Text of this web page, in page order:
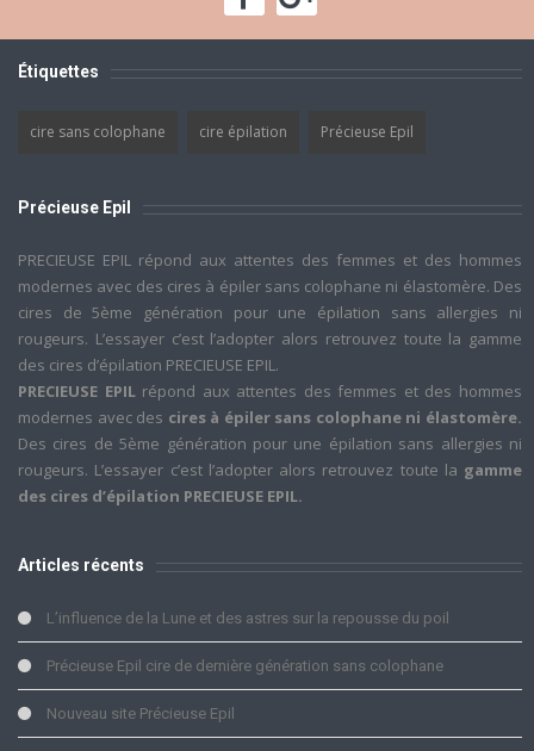
Étiquettes
cire sans colophane cire épilation Précieuse Epil
Précieuse Epil
PRECIEUSE EPIL répond aux attentes des femmes et des hommes
modernes avec des cires à épiler sans colophane ni élastomère. Des
cires de 5ème génération pour une épilation sans allergies ni
rougeurs. L’essayer c’est l’adopter alors retrouvez toute la gamme
des cires d’épilation PRECIEUSE EPIL.
PRECIEUSE EPIL répond aux attentes des femmes et des hommes
modernes avec des cires à épiler sans colophane ni élastomère.
Des cires de 5ème génération pour une épilation sans allergies ni
rougeurs. L’essayer c’est l’adopter alors retrouvez toute la gamme
des cires d’épilation PRECIEUSE EPIL.
Articles récents
L’influence de la Lune et des astres sur la repousse du poil
Précieuse Epil cire de dernière génération sans colophane
Nouveau site Précieuse Epil